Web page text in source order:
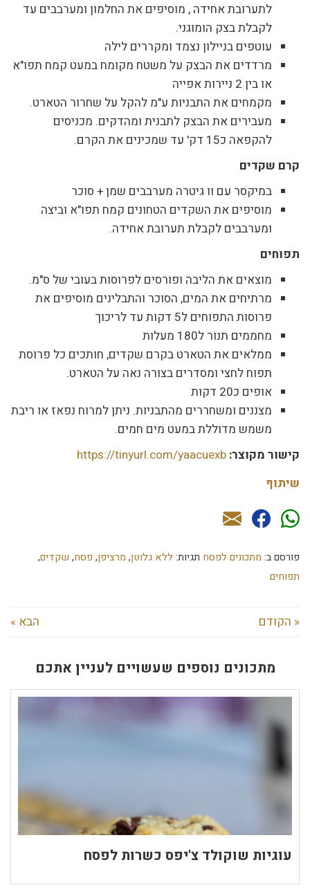
לתערובת אחידה , מוסיפים את החלמון ומערבבים עד
לקבלת בצק הומוגני.
עוטפים בניילון נצמד ומקררים לילה
מרדדים את הבצק על משטח מקומח במעט קמח תפו"א
או בין 2 ניירות אפייה
מקמחים את התבניות ע"מ להקל על שחרור הטארט.
מעבירים את הבצק לתבנית ומהדקים. מכניסים
להקפאה כ15 דק' עד שמכינים את הקרם.
קרם שקדים
במיקסר עם וו גיטרה מערבבים שמן + סוכר
מוסיפים את השקדים הטחונים קמח תפו"א וביצה
ומערבבים לקבלת תערובת אחידה.
תפוחים
מוצאים את הליבה ופורסים לפרוסות בעובי של ס"מ.
מרתיחים את המים, הסוכר והתבלינים מוסיפים את
פרוסות התפוחים ל5 דקות עד לריכוך
מחממים תנור ל180 מעלות
ממלאים את הטארט בקרם שקדים, חותכים כל פרוסת
תפוח לחצי ומסדרים בצורה נאה על הטארט.
אופים כ20 דקות
מצננים ומשחררים מהתבניות. ניתן למרוח נפאז או ריבת
משמש מדוללת במעט מים חמים.
קישור מקוצר: https://tinyurl.com/yaacuexb
שיתוף
פורסם ב: מתכונים לפסח תגיות:ללא גלוטן, מרציפן, פסח, שקדים,
תפוחים
« הקודם הבא »
מתכונים נוספים שעשויים לעניין אתכם
עוגיות שוקולד צ'יפס כשרות לפסח